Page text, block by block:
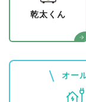
乾太くん
オー